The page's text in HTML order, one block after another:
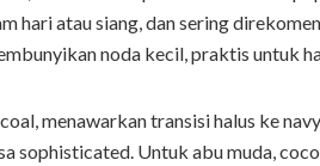
hari atau siang, dan sering
noda kecil, praktis untuk
menawarkan transisi halus ke
sophisticated. Untuk abu muda,